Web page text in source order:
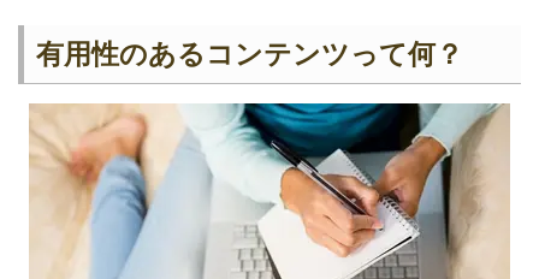
有用性のあるコンテンツって何？